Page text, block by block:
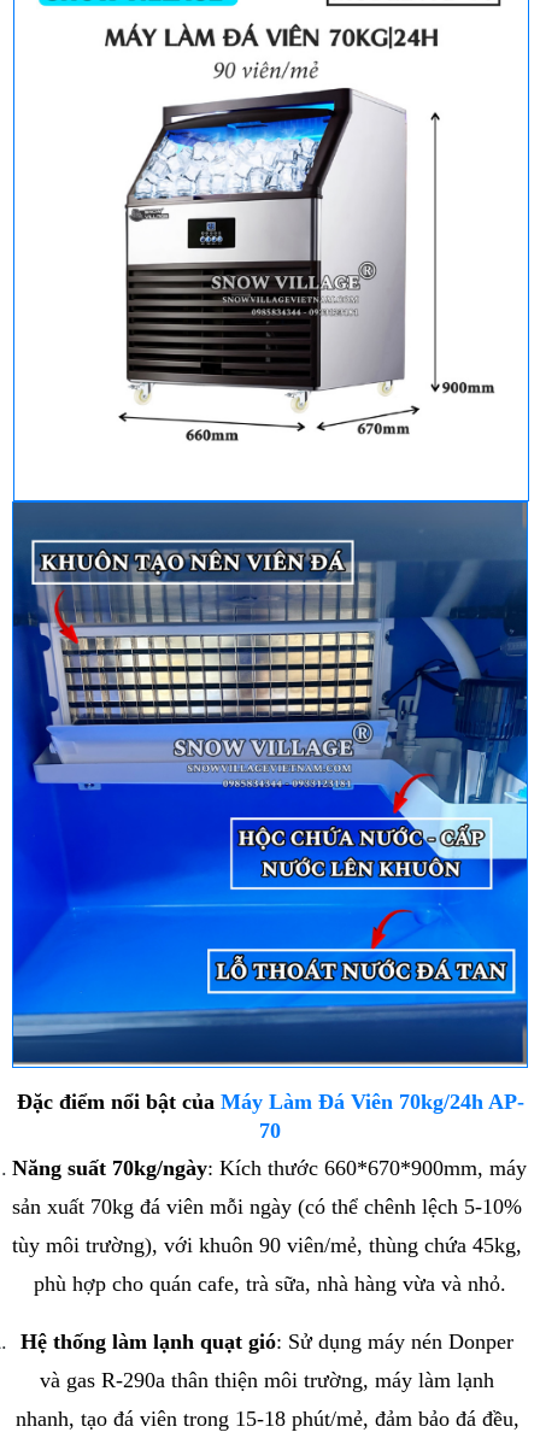
Đặc điểm nổi bật của Máy Làm Đá Viên 70kg/24h AP-
70
Năng suất 70kg/ngày: Kích thước 660*670*900mm, máy
sản xuất 70kg đá viên mỗi ngày (có thể chênh lệch 5-10%
tùy môi trường), với khuôn 90 viên/mẻ, thùng chứa 45kg,
phù hợp cho quán cafe, trà sữa, nhà hàng vừa và nhỏ.
Hệ thống làm lạnh quạt gió: Sử dụng máy nén Donper
và gas R-290a thân thiện môi trường, máy làm lạnh
nhanh, tạo đá viên trong 15-18 phút/mẻ, đảm bảo đá đều,